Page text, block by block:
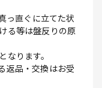
っ直ぐに立てた状
る等は盤反りの原
なります。
返品・交換はお受